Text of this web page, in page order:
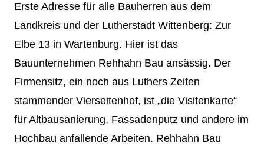
Erste Adresse für alle Bauherren aus dem
Landkreis und der Lutherstadt Wittenberg: Zur
Elbe 13 in Wartenburg. Hier ist das
Bauunternehmen Rehhahn Bau ansässig. Der
Firmensitz, ein noch aus Luthers Zeiten
stammender Vierseitenhof, ist „die Visitenkarte“
für Altbausanierung, Fassadenputz und andere im
Hochbau anfallende Arbeiten. Rehhahn Bau